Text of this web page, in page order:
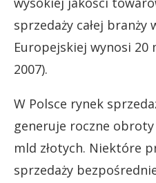
sprzedaży całej branży
Europejskiej wynosi 20
2007).
W Polsce rynek
generuje roczne
mld złotych. Niektóre
sprzedaży